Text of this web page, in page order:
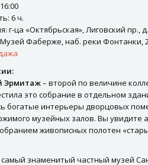
6 ч.
г-ца «Октябрьская», Лиговский пр.,
Фаберже, наб. реки Фонтанки,
Эрмитаж– второй по величине
это собрание в отдельном
богатые интерьеры дворцовых
музейных залов. Вы
живописных полотен
самый знаменитый частный музей